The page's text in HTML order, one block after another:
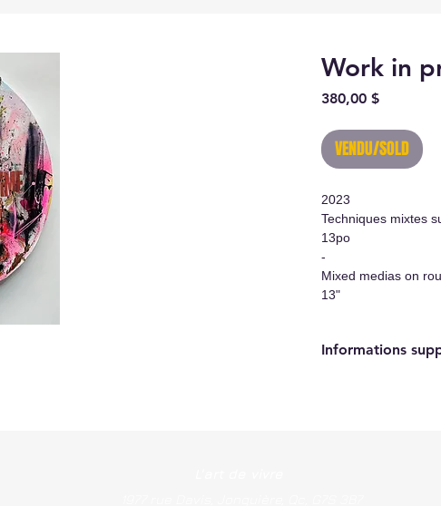
Work in
380,00 $Prix
VENDU/SOLD
2023
Techniques mixtes
13po
-
Mixed medias on
13"
Informations